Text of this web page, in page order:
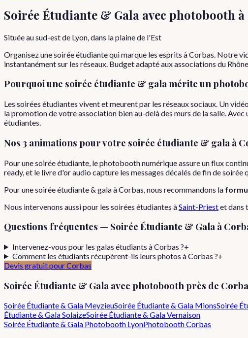
Soirée Étudiante & Gala avec photobooth à
Située au sud-est de Lyon, dans la plaine de l'Est
Organisez une soirée étudiante qui marque les esprits à Corbas. Notre
instantanément sur les réseaux. Budget adapté aux associations du
Pourquoiune soirée étudiante & gala mérite un
Les soirées étudiantes vivent et meurent par les réseaux sociaux. Un
la promotion de votre association bien au-delà des murs de la salle.
étudiantes.
Nos 3 animations pour votre soirée étudiante & gala à
Pour une soirée étudiante, le photobooth numérique assure un flux
ready, et le livre d'or audio capture les messages décalés de fin de
Pourunesoirée étudiante & galaàCorbas , nous recommandons la
Nous intervenons aussi pour les soirées étudiantes àSaint-Priestet dans
Questions fréquentes — Soirée Étudiante & Gala à
Intervenez-vous pour les galas étudiants à Corbas ?+
Comment les étudiants récupèrent-ils leurs photos à Corbas ?+
Devis gratuit pourCorbas
Soirée Étudiante & Gala avec photobooth près de
Soirée Étudiante & Gala MeyzieuSoirée Étudiante & Gala MionsSoirée
Étudiante & GalaSolaizeSoirée Étudiante & GalaVernaison
Soirée Étudiante & Gala Photobooth LyonPhotoboothCorbas